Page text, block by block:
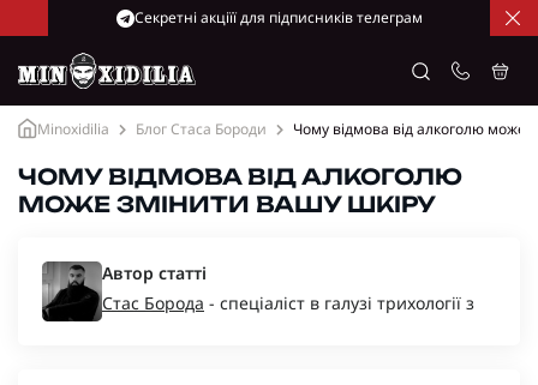
Cекретні акціїї для підписників телеграм
Minoxidilia Блог Стаса Бороди Чому відмова від алкоголю може
ЧОМУ ВІДМОВА ВІД АЛКОГОЛЮ
МОЖЕ ЗМІНИТИ ВАШУ ШКІРУ
Автор статті
Стас Борода - спеціаліст в галузі трихології з